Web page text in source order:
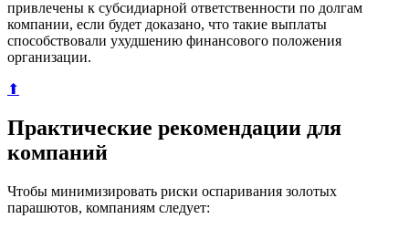
привлечены к субсидиарной ответственности по долгам
компании, если будет доказано, что такие выплаты
способствовали ухудшению финансового положения
организации.
⬆
Практические рекомендации для
компаний
Чтобы минимизировать риски оспаривания золотых
парашютов, компаниям следует: